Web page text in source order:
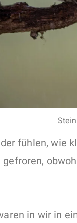
fühlen, wie
in wir in